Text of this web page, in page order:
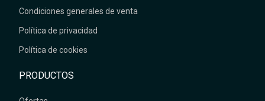
Condiciones generales de venta
Política de privacidad
Política de cookies
PRODUCTOS